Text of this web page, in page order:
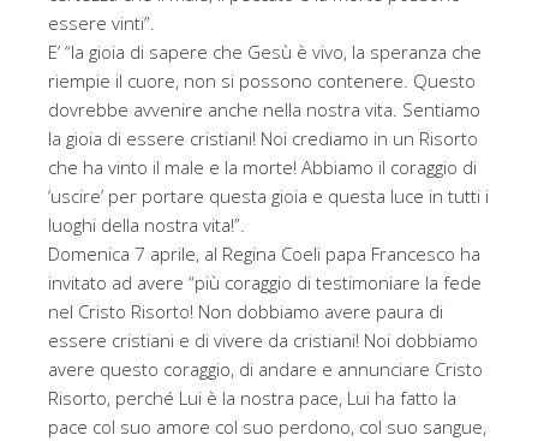
essere vinti”.
E’ “la gioia di sapere che Gesù è vivo, la speranza che
riempie il cuore, non si possono contenere. Questo
dovrebbe avvenire anche nella nostra vita. Sentiamo
la gioia di essere cristiani! Noi crediamo in un Risorto
che ha vinto il male e la morte! Abbiamo il coraggio di
‘uscire’ per portare questa gioia e questa luce in tutti i
luoghi della nostra vita!”.
Domenica 7 aprile, al Regina Coeli papa Francesco ha
invitato ad avere “più coraggio di testimoniare la fede
nel Cristo Risorto! Non dobbiamo avere paura di
essere cristiani e di vivere da cristiani! Noi dobbiamo
avere questo coraggio, di andare e annunciare Cristo
Risorto, perché Lui è la nostra pace, Lui ha fatto la
pace col suo amore col suo perdono, col suo sangue,